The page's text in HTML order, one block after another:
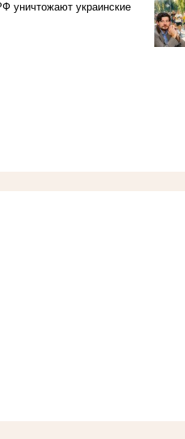
уничтожают украинские